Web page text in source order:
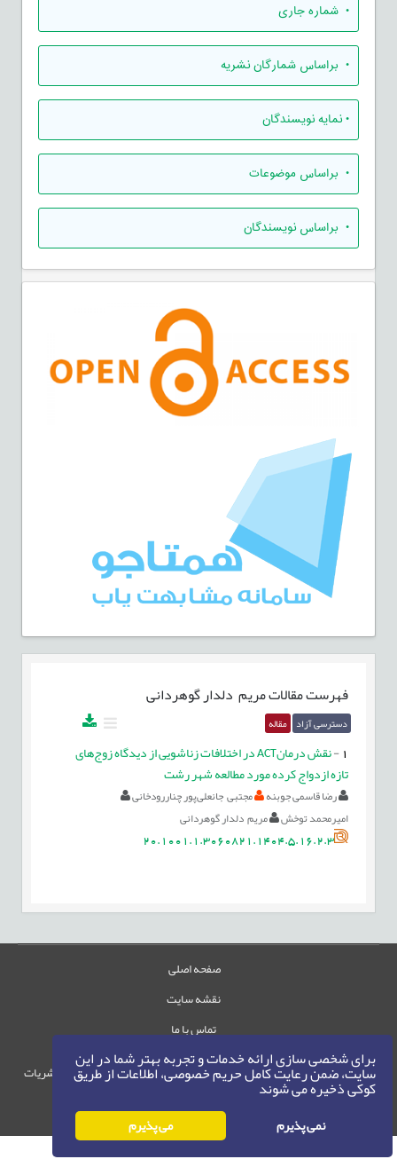
برای شخصی سازی ارائه خدمات و تجربه بهتر شما در این
سایت، ضمن رعایت کامل حریم خصوصی، اطلاعات از طریق
کوکی ذخیره می شوند
نمی پذیرم می پذیرم
• شماره جاری
• براساس شمارگان نشریه
•نمایه نویسندگان
• براساس موضوعات
• براساس نویسندگان
فهرست مقالاتمریم دلدار گوهردانی
دسترسی آزاد مقاله
-
نقش درمانACT در اختلافات زناشویی از دیدگاه زوج‌های
تازه ازدواج کرده مورد مطالعه شهر رشت
رضا قاسمی جوبنه
مجتبی جانعلی‌پور چناررودخانی
امیرمحمد توخش
مریم دلدار گوهردانی
20.1001.1.3060821.1404.5.16.2.3
صفحه اصلی
نقشه سایت
تماس با ما
حقوق این وب‌سایت متعلق به سامانه مدیریت نشریات
حق نشر 1405-1396